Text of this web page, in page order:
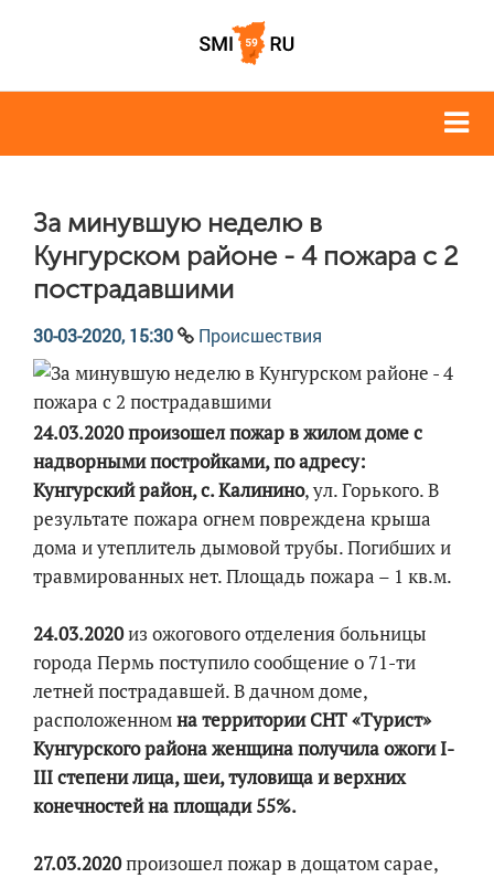
За минувшую неделю в
Кунгурском районе - 4 пожара с 2
пострадавшими
30-03-2020, 15:30 Происшествия
24.03.2020 произошел пожар в жилом доме с
надворными постройками, по адресу:
Кунгурский район, с. Калинино, ул. Горького. В
результате пожара огнем повреждена крыша
дома и утеплитель дымовой трубы. Погибших и
травмированных нет. Площадь пожара – 1 кв.м.
24.03.2020из ожогового отделения больницы
города Пермь поступило сообщение о 71-ти
летней пострадавшей. В дачном доме,
расположенномна территории СНТ «Турист»
Кунгурского районаженщина получила ожоги I-
III степени лица, шеи, туловища и верхних
конечностей на площади 55%.
27.03.2020произошел пожар в дощатом сарае,